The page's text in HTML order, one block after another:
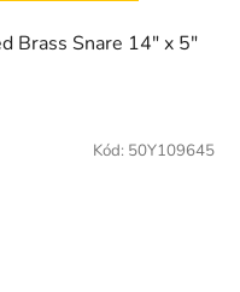
Brass Snare 14" x 5"
Kód: 50Y109645